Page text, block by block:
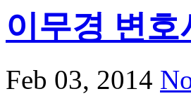
이무경 변
Feb 03, 2014